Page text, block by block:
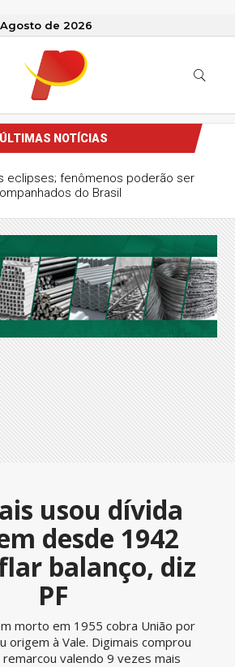
de 2026
ÚLTIMAS NOTÍCIAS
eclipses; fenômenos poderão ser
do Brasil
usou dívida
desde 1942
balanço, diz
PF
morto em 1955 cobra União por
origem à Vale. Digimais comprou
valendo 9 vezes mais